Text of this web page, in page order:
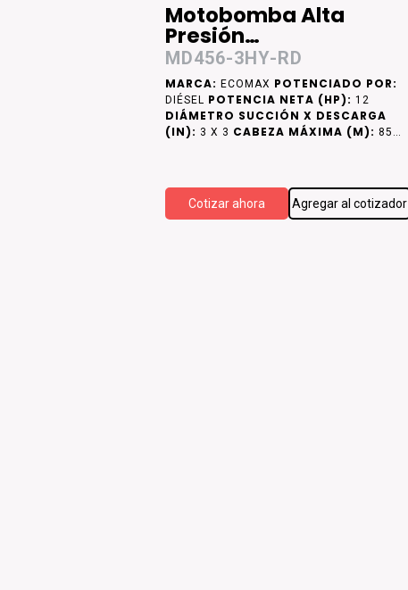
Motobomba Alta
Presión
Desensamblada
MD456-3HY-RD
MARCA: ECOMAX POTENCIADO POR:
DIÉSEL POTENCIA NETA (HP): 12
DIÁMETRO SUCCIÓN X DESCARGA
(IN): 3 X 3 CABEZA MÁXIMA (M): 85
Cotizar ahora Agregar al cotizador